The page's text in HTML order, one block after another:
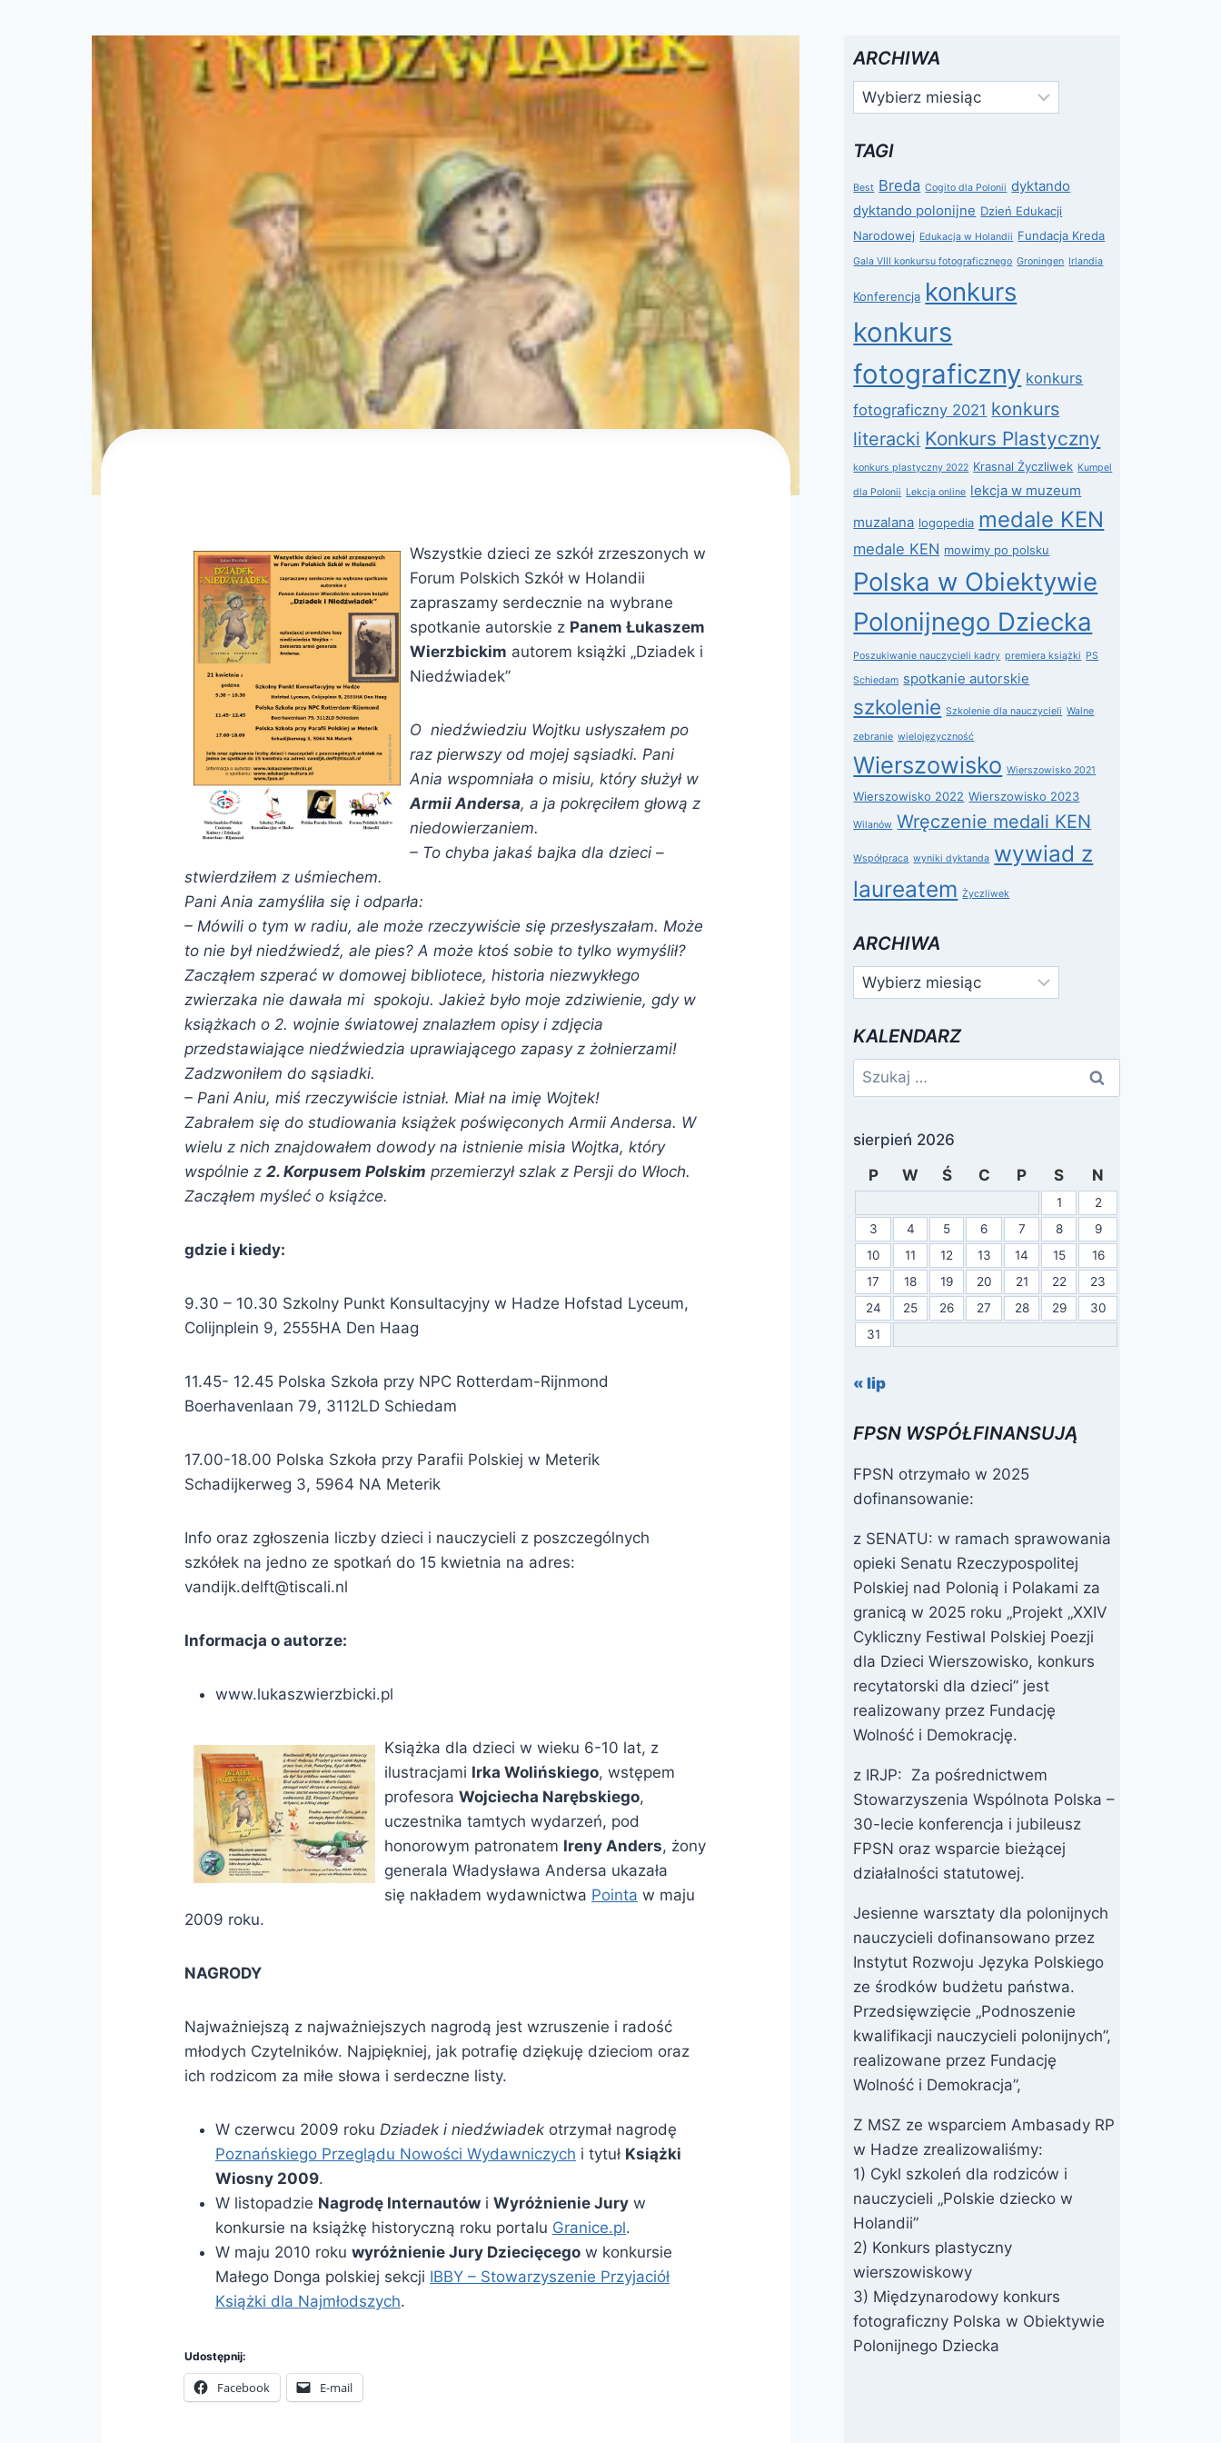
Wszystkie dzieci ze szkół zrzeszonych w
Forum Polskich Szkół w Holandii
zapraszamy serdecznie na wybrane
spotkanie autorskie z Panem Łukaszem
Wierzbickim autorem książki „Dziadek i
Niedźwiadek”
O niedźwiedziu Wojtku usłyszałem po
raz pierwszy od mojej sąsiadki. Pani
Ania wspomniała o misiu, który służył w
Armii Andersa, a ja pokręciłem głową z
niedowierzaniem.
– To chyba jakaś bajka dla dzieci –
stwierdziłem z uśmiechem.
Pani Ania zamyśliła się i odparła:
– Mówili o tym w radiu, ale może rzeczywiście się przesłyszałam. Może
to nie był niedźwiedź, ale pies? A może ktoś sobie to tylko wymyślił?
Zacząłem szperać w domowej bibliotece, historia niezwykłego
zwierzaka nie dawała mi spokoju. Jakież było moje zdziwienie, gdy w
książkach o 2. wojnie światowej znalazłem opisy i zdjęcia
przedstawiające niedźwiedzia uprawiającego zapasy z żołnierzami!
Zadzwoniłem do sąsiadki.
– Pani Aniu, miś rzeczywiście istniał. Miał na imię Wojtek!
Zabrałem się do studiowania książek poświęconych Armii Andersa. W
wielu z nich znajdowałem dowody na istnienie misia Wojtka, który
wspólnie z 2. Korpusem Polskim przemierzył szlak z Persji do Włoch.
Zacząłem myśleć o książce.
gdzie i kiedy:
9.30 – 10.30 Szkolny Punkt Konsultacyjny w Hadze Hofstad Lyceum,
Colijnplein 9, 2555HA Den Haag
11.45- 12.45 Polska Szkoła przy NPC Rotterdam-Rijnmond
Boerhavenlaan 79, 3112LD Schiedam
17.00-18.00 Polska Szkoła przy Parafii Polskiej w Meterik
Schadijkerweg 3, 5964 NA Meterik
Info oraz zgłoszenia liczby dzieci i nauczycieli z poszczególnych
szkółek na jedno ze spotkań do 15 kwietnia na adres:
vandijk.delft@tiscali.nl
Informacja o autorze:
www.lukaszwierzbicki.pl
Książka dla dzieci w wieku 6-10 lat, z
ilustracjami Irka Wolińskiego, wstępem
profesora Wojciecha Narębskiego,
uczestnika tamtych wydarzeń, pod
honorowym patronatem Ireny Anders, żony
generala Władysława Andersa ukazała
się nakładem wydawnictwa Pointa w maju
2009 roku.
NAGRODY
Najważniejszą z najważniejszych nagrodą jest wzruszenie i radość
młodych Czytelników. Najpiękniej, jak potrafię dziękuję dzieciom oraz
ich rodzicom za miłe słowa i serdeczne listy.
W czerwcu 2009 roku Dziadek i niedźwiadekotrzymał nagrodę
Poznańskiego Przeglądu Nowości Wydawniczych i tytuł Książki
Wiosny 2009.
W listopadzie Nagrodę Internautówi Wyróżnienie Juryw
konkursie na książkę historyczną roku portalu Granice.pl.
W maju 2010 roku wyróżnienie Jury Dziecięcegow konkursie
Małego Donga polskiej sekcji IBBY – Stowarzyszenie Przyjaciół
Książki dla Najmłodszych.
Udostępnij:
Facebook E-mail
ARCHIWA
Archiwa
TAGI
Best Breda Cogito dla Polonii dyktando
dyktando polonijne Dzień Edukacji
Narodowej Edukacja w Holandii Fundacja Kreda
Gala VIII konkursu fotograficznego Groningen Irlandia
Konferencja konkurs
konkurs
fotograficzny konkurs
fotograficzny 2021 konkurs
literacki Konkurs Plastyczny
konkurs plastyczny 2022 Krasnal Życzliwek Kumpel
dla Polonii Lekcja online lekcja w muzeum
muzalana logopedia medale KEN
medale KEN mowimy po polsku
Polska w Obiektywie
Polonijnego Dziecka
Poszukiwanie nauczycieli kadry premiera książki PS
Schiedam spotkanie autorskie
szkolenie Szkolenie dla nauczycieli Walne
zebranie wielojęzyczność
Wierszowisko Wierszowisko 2021
Wierszowisko 2022 Wierszowisko 2023
Wilanów Wręczenie medali KEN
Współpraca wyniki dyktanda wywiad z
laureatem Życzliwek
ARCHIWA
Archiwa
KALENDARZ
Szukaj:
sierpień 2026
P
W Ś C P S N
1
2
3
4 5 6 7 8
9
10
11 12 13 14 15
16
17
18 19 20 21 22
23
24
25 26 27 28 29
30
31
« lip
FPSN WSPÓŁFINANSUJĄ
FPSN otrzymało w 2025
dofinansowanie:
z SENATU: w ramach sprawowania
opieki Senatu Rzeczypospolitej
Polskiej nad Polonią i Polakami za
granicą w 2025 roku „Projekt „XXIV
Cykliczny Festiwal Polskiej Poezji
dla Dzieci Wierszowisko, konkurs
recytatorski dla dzieci” jest
realizowany przez Fundację
Wolność i Demokrację.
z IRJP: Za pośrednictwem
Stowarzyszenia Wspólnota Polska –
30-lecie konferencja i jubileusz
FPSN oraz wsparcie bieżącej
działalności statutowej.
Jesienne warsztaty dla polonijnych
nauczycieli dofinansowano przez
Instytut Rozwoju Języka Polskiego
ze środków budżetu państwa.
Przedsięwzięcie „Podnoszenie
kwalifikacji nauczycieli polonijnych”,
realizowane przez Fundację
Wolność i Demokracja”,
Z MSZ ze wsparciem Ambasady RP
w Hadze zrealizowaliśmy:
1) Cykl szkoleń dla rodziców i
nauczycieli „Polskie dziecko w
Holandii”
2) Konkurs plastyczny
wierszowiskowy
3) Międzynarodowy konkurs
fotograficzny Polska w Obiektywie
Polonijnego Dziecka